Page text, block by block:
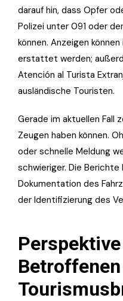
darauf hin, dass Opfer
Polizei unter 091 oder
können. Anzeigen
erstattet werden;
Atención al Turista
ausländische Touristen.
Gerade im aktuellen Fall
Zeugen haben können.
oder schnelle Meldung
schwieriger. Die Berichte
Dokumentation des
der Identifizierung des